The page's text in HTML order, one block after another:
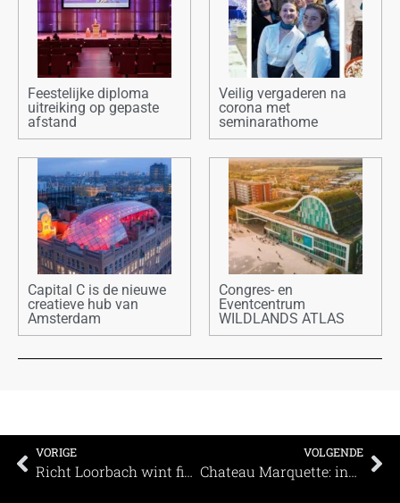
Feestelijke diploma
uitreiking op gepaste
afstand
Veilig vergaderen na
corona met
seminarathome
Capital C is de nieuwe
creatieve hub van
Amsterdam
Congres- en
Eventcentrum
WILDLANDS ATLAS
VORIGE
Richt Loorbach wint finale Business Voice Drenthe
VOLGENDE
Chateau Marquette: inspiratie achter de duinen